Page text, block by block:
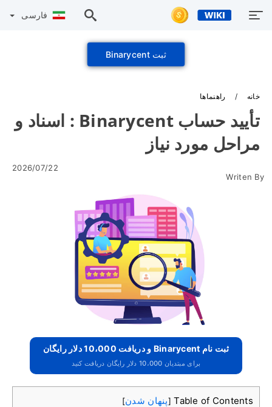
فارسی
ثبت Binarycent
خانه راهنماها
تأیید حساب Binarycent : اسناد و
مراحل مورد نیاز
Writen By
2026/07/22
ثبت نام Binarycent و دریافت 10،000 دلار رایگان
برای مبتدیان 10،000 دلار رایگان دریافت کنید
Table of Contents
[پنهان شدن]